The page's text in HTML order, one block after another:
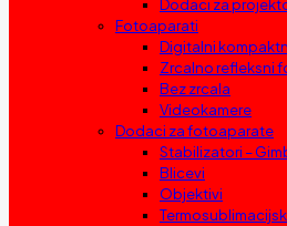
Dodaci za
Fotoaparati
Digitalni
Zrcalno refleksni
Bez zrcala
Videokamere
Dodaci za fotoaparate
Stabilizatori –
Blicevi
Objektivi